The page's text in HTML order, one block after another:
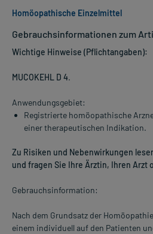
Gebrauchsinformationen zum
Wichtige Hinweise (Pflichtangaben):
MUCOKEHL D 4.
Anwendungsgebiet:
Registrierte homöopathische
einer therapeutischen Indikation.
Zu Risiken und Nebenwirkungen
und fragen Sie Ihre Ärztin, Ihren Arzt
Gebrauchsinformation:
Nach dem Grundsatz der
einem individuell auf den Patienten
Homöopathische Einzelmittel